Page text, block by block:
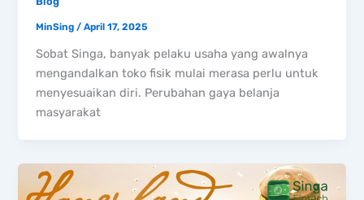
MinSing/April 17, 2025
Sobat Singa, banyak pelaku usaha yang awalnya
mengandalkan toko fisik mulai merasa perlu untuk
menyesuaikan diri. Perubahan gaya belanja
masyarakat